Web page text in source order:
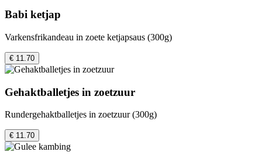
Babi ketjap
Varkensfrikandeau in zoete ketjapsaus (300g)
€ 11.70
Gehaktballetjes in zoetzuur
Rundergehaktballetjes in zoetzuur (300g)
€ 11.70